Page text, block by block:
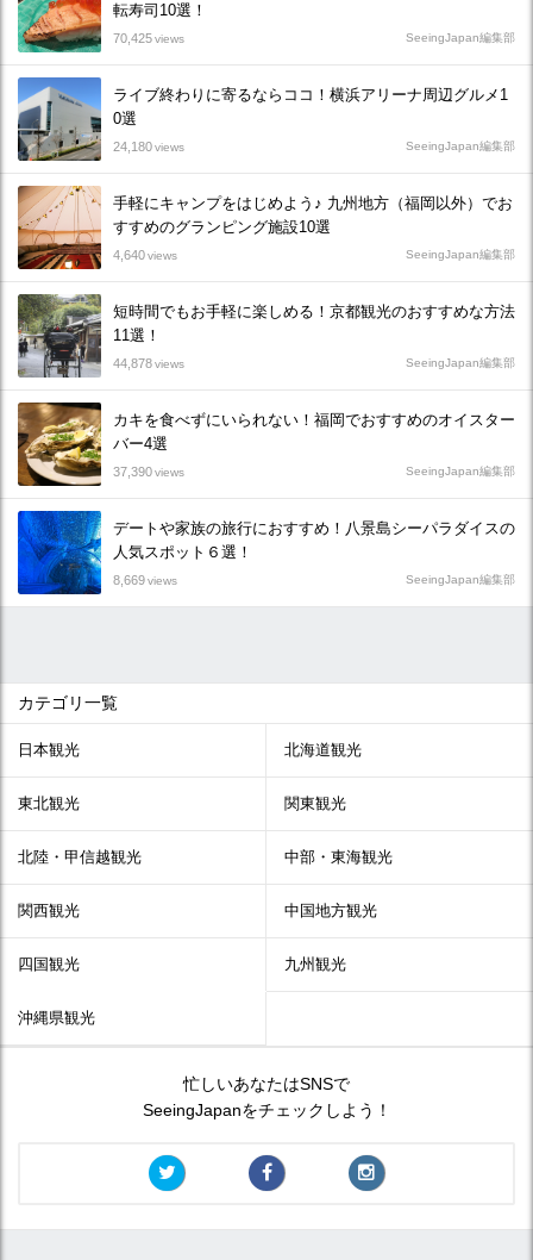
転寿司10選！
70,425views SeeingJapan編集部
ライブ終わりに寄るならココ！横浜アリーナ周辺グルメ1
0選
24,180views SeeingJapan編集部
手軽にキャンプをはじめよう♪ 九州地方（福岡以外）でお
すすめのグランピング施設10選
4,640views SeeingJapan編集部
短時間でもお手軽に楽しめる！京都観光のおすすめな方法
11選！
44,878views SeeingJapan編集部
カキを食べずにいられない！福岡でおすすめのオイスター
バー4選
37,390views SeeingJapan編集部
デートや家族の旅行におすすめ！八景島シーパラダイスの
人気スポット６選！
8,669views SeeingJapan編集部
カテゴリ一覧
日本観光 北海道観光
東北観光 関東観光
北陸・甲信越観光 中部・東海観光
関西観光 中国地方観光
四国観光 九州観光
沖縄県観光
忙しいあなたはSNSで
SeeingJapanをチェックしよう！